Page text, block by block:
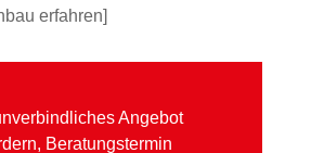
erfahren]
Angebot
Beratungstermin